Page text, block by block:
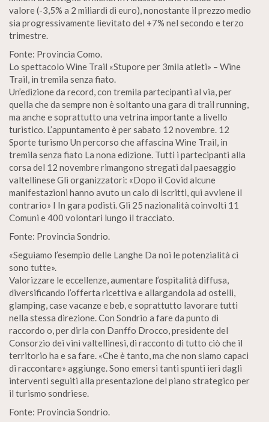
valore (-3,5% a 2 miliardi di euro), nonostante il prezzo medio
sia progressivamente lievitato del +7% nel secondo e terzo
trimestre.
Fonte: Provincia Como.
Lo spettacolo Wine Trail «Stupore per 3mila atleti» – Wine
Trail, in tremila senza fiato.
Un’edizione da record, con tremila partecipanti al via, per
quella che da sempre non è soltanto una gara di trail running,
ma anche e soprattutto una vetrina importante a livello
turistico. L’appuntamento è per sabato 12 novembre. 12
Sporte turismo Un percorso che affascina Wine Trail, in
tremila senza fiato La nona edizione. Tutti i partecipanti alla
corsa del 12 novembre rimangono stregati dal paesaggio
valtellinese Gli organizzatori: «Dopo il Covid alcune
manifestazioni hanno avuto un calo di iscritti, qui avviene il
contrario» I In gara podisti. Gli 25 nazionalità coinvolti 11
Comuni e 400 volontari lungo il tracciato.
Fonte: Provincia Sondrio.
«Seguiamo l’esempio delle Langhe Da noi le potenzialità ci
sono tutte».
Valorizzare le eccellenze, aumentare l’ospitalità diffusa,
diversificando l’offerta ricettiva e allargandola ad ostelli,
glamping, case vacanze e beb, e soprattutto lavorare tutti
nella stessa direzione. Con Sondrio a fare da punto di
raccordo o, per dirla con Danffo Drocco, presidente del
Consorzio dei vini valtellinesi, di racconto di tutto ciò che il
territorio ha e sa fare. «Che è tanto, ma che non siamo capaci
di raccontare» aggiunge. Sono emersi tanti spunti ieri dagli
interventi seguiti alla presentazione del piano strategico per
il turismo sondriese.
Fonte: Provincia Sondrio.